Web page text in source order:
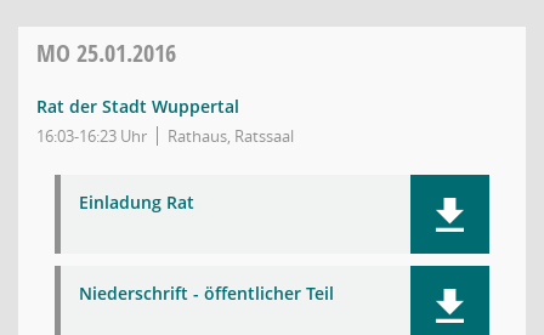
MO 25.01.2016
Rat der Stadt Wuppertal
16:03-16:23 Uhr Rathaus, Ratssaal
Einladung Rat
Niederschrift - öffentlicher Teil